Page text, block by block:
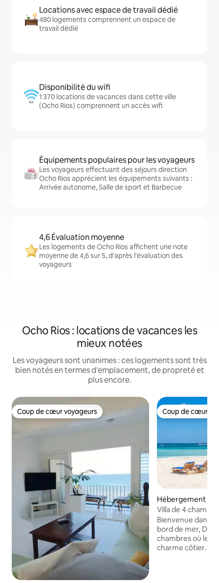
Locations avec espace de travail dédié
480 logements comprennent un espace de
travail dédié
Disponibilité du wifi
1 370 locations de vacances dans cette ville
(Ocho Rios) comprennent un accès wifi
Équipements populaires pour les voyageurs
Les voyageurs effectuant des séjours direction
Ocho Rios apprécient les équipements suivants :
Arrivée autonome, Salle de sport et Barbecue
4,6 Évaluation moyenne
Les logements de Ocho Rios affichent une note
moyenne de 4,6 sur 5, d'après l'évaluation des
voyageurs
Ocho Rios : locations de vacances les
mieux notées
Les voyageurs sont unanimes : ces logements sont très
bien notés en termes d'emplacement, de propreté et
plus encore.
Coup de cœur voyageurs
Coup de cœur voyageurs Coup de cœur
Coup de cœur
Hébergement ⋅
ay
Villa de 4
chef,
Bienvenue dans
bord de mer,
chambres où le
charme côtier.